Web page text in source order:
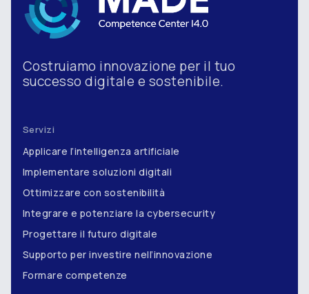
Costruiamo innovazione per il tuo
successo digitale e sostenibile.
Servizi
Applicare l’intelligenza artificiale
Implementare soluzioni digitali
Ottimizzare con sostenibilità
Integrare e potenziare la cybersecurity
Progettare il futuro digitale
Supporto per investire nell’innovazione
Formare competenze